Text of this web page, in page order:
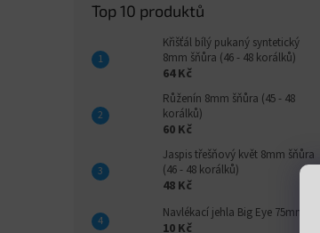
Top 10 produktů
Křišťál bílý pukaný syntetický
8mm šňůra (46 - 48 korálků)
64 Kč
Růženín 8mm šňůra (45 - 48
korálků)
60 Kč
Jaspis třešňový květ 8mm šňůra
(46 - 48 korálků)
48 Kč
Navlékací jehla Big Eye 75mm
10 Kč